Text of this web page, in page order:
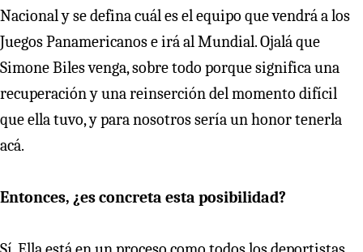
Nacional y se defina cuál es el equipo que vendrá a los
Juegos Panamericanos e irá al Mundial. Ojalá que
Simone Biles venga, sobre todo porque significa una
recuperación y una reinserción del momento difícil
que ella tuvo, y para nosotros sería un honor tenerla
acá.
Entonces, ¿es concreta esta posibilidad?